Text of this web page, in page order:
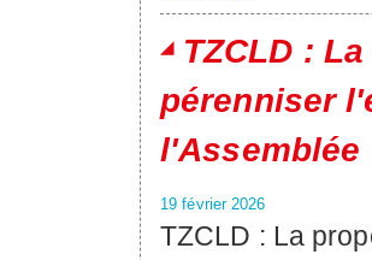
TZCLD :
pérenniser
l'Assemblée
19 février 2026
TZCLD : La